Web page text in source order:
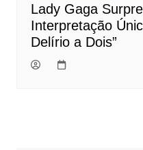
Lady Gaga
Interpretação
Delírio a Dois”